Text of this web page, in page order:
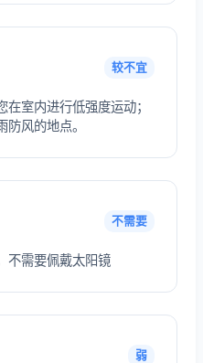
较不宜
室内进行低强度运动；
风的地点。
不需要
不需要佩戴太阳镜
弱